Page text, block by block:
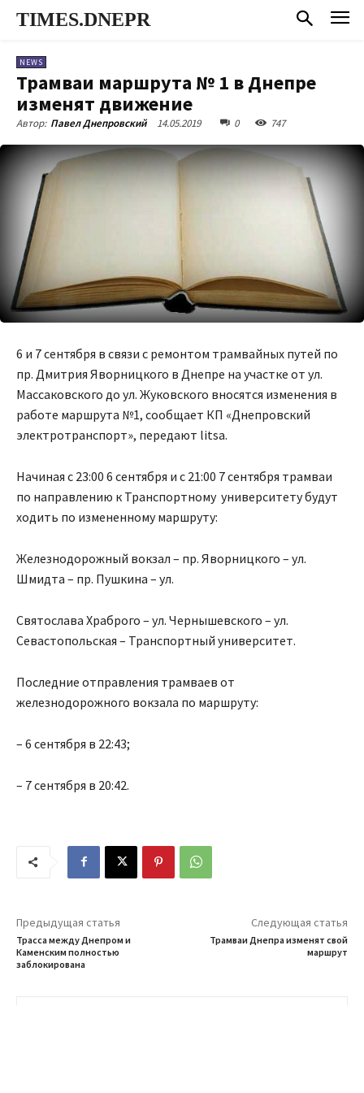
TIMES.DNEPR
NEWS
Трамваи маршрута № 1 в Днепре
изменят движение
Автор: Павел Днепровский 14.05.2019 0 747
6 и 7 сентября в связи с ремонтом трамвайных путей по
пр. Дмитрия Яворницкого в Днепре на участке от ул.
Массаковского до ул. Жуковского вносятся изменения в
работе маршрута №1, сообщает КП «Днепровский
электротранспорт», передают litsa.
Начиная с 23:00 6 сентября и с 21:00 7 сентября трамваи
по направлению к Транспортному университету будут
ходить по измененному маршруту:
Железнодорожный вокзал – пр. Яворницкого – ул.
Шмидта – пр. Пушкина – ул.
Святослава Храброго – ул. Чернышевского – ул.
Севастопольская – Транспортный университет.
Последние отправления трамваев от
железнодорожного вокзала по маршруту:
– 6 сентября в 22:43;
– 7 сентября в 20:42.
Предыдущая статья
Трасса между Днепром и
Каменским полностью
заблокирована
Следующая статья
Трамваи Днепра изменят свой
маршрут